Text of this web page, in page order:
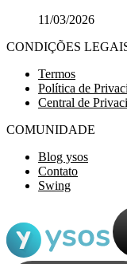
11/03/2026
CONDIÇÕES
Termos
Política de
Central de
COMUNIDADE
Blog ysos
Contato
Swing